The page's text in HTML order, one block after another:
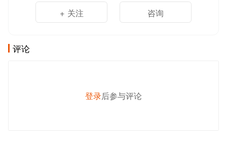
+ 关注 咨询
评论
登录后参与评论